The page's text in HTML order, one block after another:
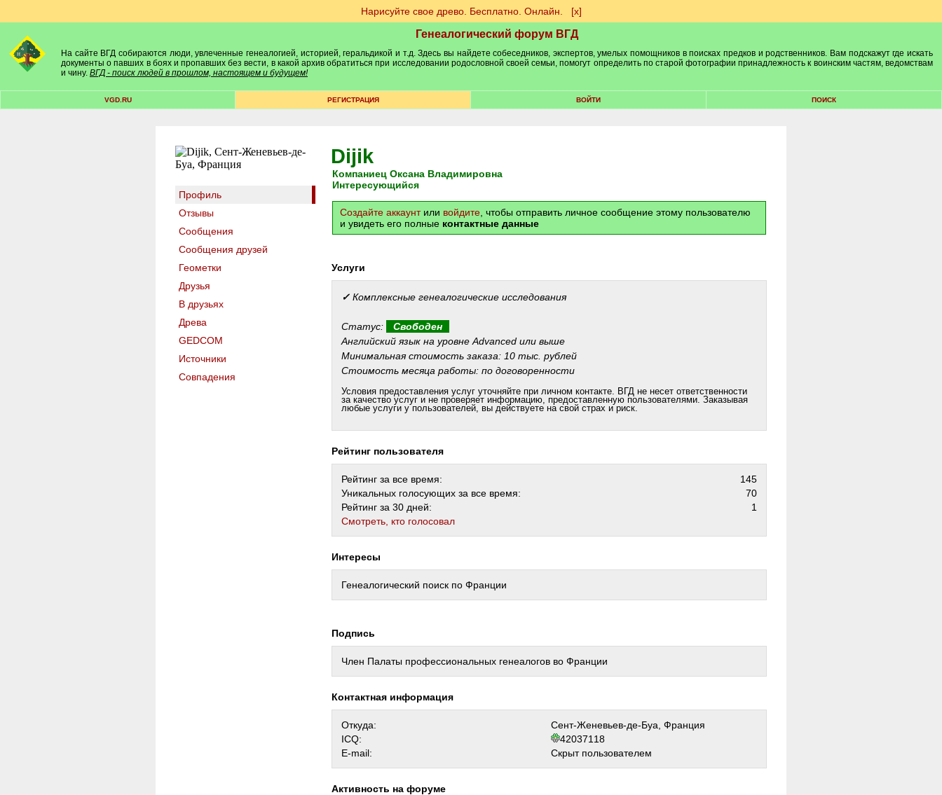
Нарисуйте свое древо. Бесплатно. Онлайн. [х]
Генеалогический форум ВГД
На сайте ВГД собираются люди, увлеченные генеалогией, историей, геральдикой и т.д. Здесь вы найдете собеседников, экспертов, умелых помощников в поисках предков и родственников. Вам подскажут где искать
документы о павших в боях и пропавших без вести, в какой архив обратиться при исследовании родословной своей семьи, помогут определить по старой фотографии принадлежность к воинским частям, ведомствам
и чину. ВГД - поиск людей в прошлом, настоящем и будущем!
VGD.RU РЕГИСТРАЦИЯ ВОЙТИ ПОИСК
Профиль
Отзывы
Сообщения
Сообщения друзей
Геометки
Друзья
В друзьях
Древа
GEDCOM
Источники
Совпадения
Dijik
Компаниец Оксана Владимировна
Интересующийся
Создайте аккаунтили войдите , чтобы отправить личное сообщение этому пользователю
и увидеть его полные контактные данные
Услуги
✓ Комплексные генеалогические исследования
Статус:
Свободен
Английский язык на уровне Advanced или выше
Минимальная стоимость заказа: 10 тыс. рублей
Стоимость месяца работы: по договоренности
Условия предоставления услуг уточняйте при личном контакте. ВГД не несет ответственности
за качество услуг и не проверяет информацию, предоставленную пользователями. Заказывая
любые услуги у пользователей, вы действуете на свой страх и риск.
Рейтинг пользователя
Рейтинг за все время:
145
Уникальных голосующих за все время:
70
Рейтинг за 30 дней:
1
Cмотреть, кто голосовал
Интересы
Генеалогический поиск по Франции
Подпись
Член Палаты профессиональных генеалогов во Франции
Контактная информация
Откуда:
Сент-Женевьев-де-Буа, Франция
ICQ:
42037118
E-mail:
Скрыт пользователем
Активность на форуме